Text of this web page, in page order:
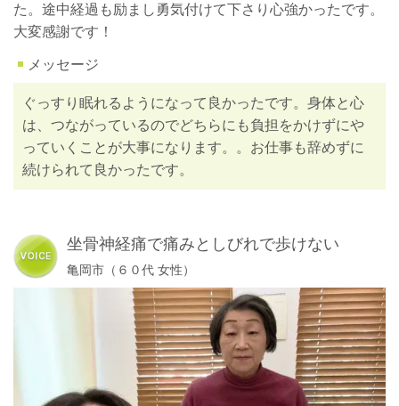
た。途中経過も励まし勇気付けて下さり心強かったです。
大変感謝です！
メッセージ
ぐっすり眠れるようになって良かったです。身体と心
は、つながっているのでどちらにも負担をかけずにや
っていくことが大事になります。。お仕事も辞めずに
続けられて良かったです。
坐骨神経痛で痛みとしびれで歩けない
亀岡市（６０代 女性）